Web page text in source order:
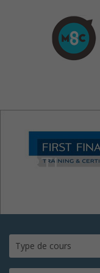
MBTI
Type de cours